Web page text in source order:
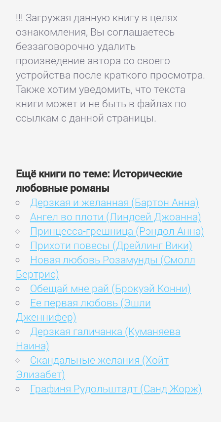
!!! Загружая данную книгу в целях
ознакомления, Вы соглашаетесь
беззаговорочно удалить
произведение автора со своего
устройства после краткого просмотра.
Также хотим уведомить, что текста
книги может и не быть в файлах по
ссылкам с данной страницы.
Ещё книги по теме: Исторические
любовные романы
Дерзкая и желанная (Бартон Анна)
Ангел во плоти (Линдсей Джоанна)
Принцесса-грешница (Рэндол Анна)
Прихоти повесы (Дрейлинг Вики)
Новая любовь Розамунды (Смолл
Бертрис)
Обещай мне рай (Брокуэй Конни)
Ее первая любовь (Эшли
Дженнифер)
Дерзкая галичанка (Куманяева
Наина)
Скандальные желания (Хойт
Элизабет)
Графиня Рудольштадт (Санд Жорж)